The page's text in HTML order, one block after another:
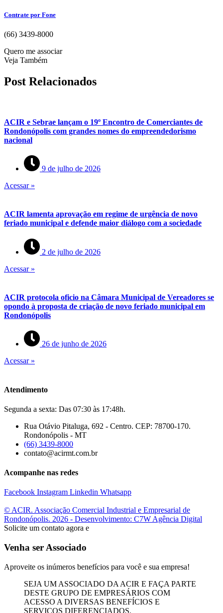
Contrate por Fone
(66) 3439-8000
Quero me associar
Veja Também
Post Relacionados
ACIR e Sebrae lançam o 19º Encontro de Comerciantes de
Rondonópolis com grandes nomes do empreendedorismo
nacional
9 de julho de 2026
Acessar »
ACIR lamenta aprovação em regime de urgência de novo
feriado municipal e defende maior diálogo com a sociedade
2 de julho de 2026
Acessar »
ACIR protocola oficio na Câmara Municipal de Vereadores se
opondo à proposta de criação de novo feriado municipal em
Rondonópolis
26 de junho de 2026
Acessar »
Atendimento
Segunda a sexta: Das 07:30 às 17:48h.
Rua Otávio Pitaluga, 692 - Centro. CEP: 78700-170.
Rondonópolis - MT
(66) 3439-8000
contato@acirmt.com.br
Acompanhe nas redes
Facebook Instagram Linkedin Whatsapp
© ACIR. Associação Comercial Industrial e Empresarial de
Rondonópolis. 2026 - Desenvolvimento: C7W Agência Digital
Solicite um contato agora e
Venha ser Associado
Aproveite os inúmeros benefícios para você e sua empresa!
SEJA UM ASSOCIADO DA ACIR E FAÇA PARTE
DESTE GRUPO DE EMPRESÁRIOS COM
ACESSO A DIVERSAS BENEFÍCIOS E
SERVIÇOS DIFERENCIADOS.